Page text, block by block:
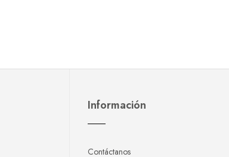
Información
Contáctanos